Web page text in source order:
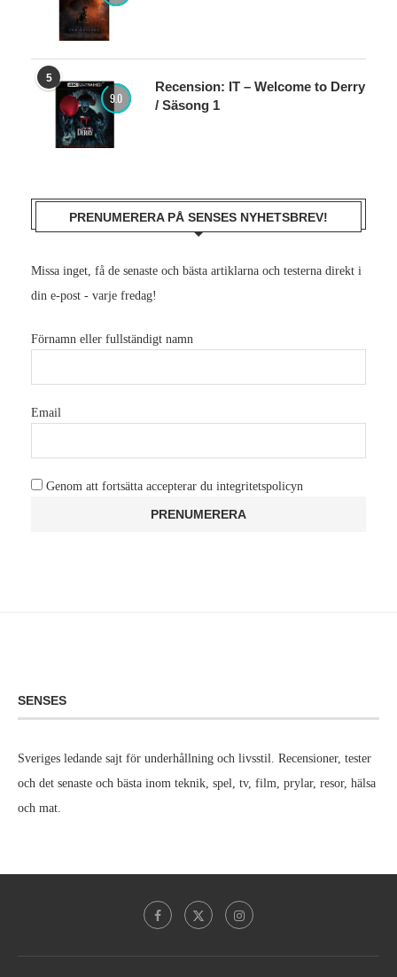
5
9.0
Recension: IT – Welcome to Derry
/ Säsong 1
PRENUMERERA PÅ SENSES NYHETSBREV!
Missa inget, få de senaste och bästa artiklarna och testerna direkt i
din e-post - varje fredag!
Förnamn eller fullständigt namn
Email
Genom att fortsätta accepterar du integritetspolicyn
SENSES
Sveriges ledande sajt för underhållning och livsstil. Recensioner, tester
och det senaste och bästa inom teknik, spel, tv, film, prylar, resor, hälsa
och mat.